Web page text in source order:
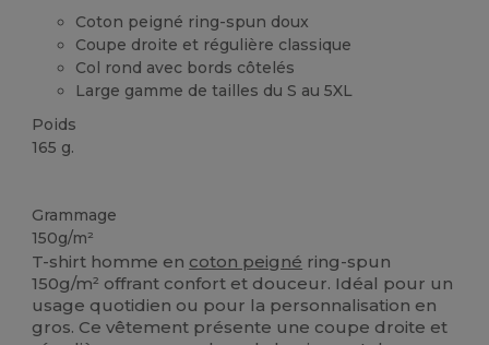
Coton peigné ring-spun doux
Coupe droite et régulière classique
Col rond avec bords côtelés
Large gamme de tailles du S au 5XL
Poids
165 g.
Grammage
150g/m²
T-shirt homme en coton peigné ring-spun
150g/m² offrant confort et douceur. Idéal pour un
usage quotidien ou pour la personnalisation en
gros. Ce vêtement présente une coupe droite et